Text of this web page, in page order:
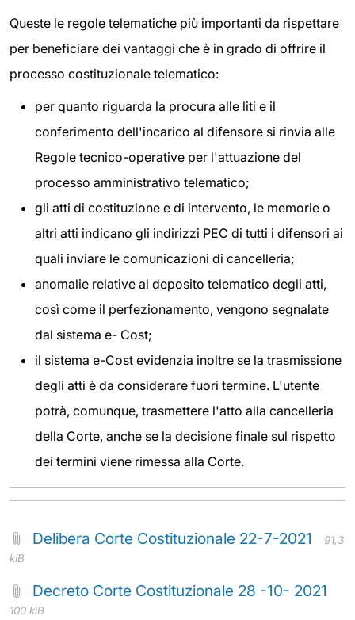
Queste le regole telematiche più importanti da rispettare
per beneficiare dei vantaggi che è in grado di offrire il
processo costituzionale telematico:
per quanto riguarda la procura alle liti e il
conferimento dell'incarico al difensore si rinvia alle
Regole tecnico-operative per l'attuazione del
processo amministrativo telematico;
gli atti di costituzione e di intervento, le memorie o
altri atti indicano gli indirizzi PEC di tutti i difensori ai
quali inviare le comunicazioni di cancelleria;
anomalie relative al deposito telematico degli atti,
così come il perfezionamento, vengono segnalate
dal sistema e- Cost;
il sistema e-Cost evidenzia inoltre se la trasmissione
degli atti è da considerare fuori termine. L'utente
potrà, comunque, trasmettere l'atto alla cancelleria
della Corte, anche se la decisione finale sul rispetto
dei termini viene rimessa alla Corte.
Delibera Corte Costituzionale 22-7-2021
91,3
kiB
Decreto Corte Costituzionale 28 -10- 2021
100 kiB